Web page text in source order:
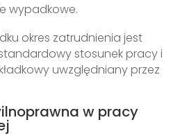
wypadkowe.
okres zatrudnienia jest
stosunek pracy i
uwzględniany przez
w pracy